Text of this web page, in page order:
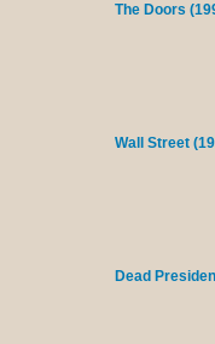
The Doors
Wall Street
Dead